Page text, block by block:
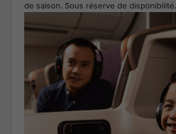
de saison. Sous réserve de disponibilité.